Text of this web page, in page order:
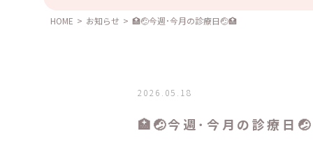
HOME > お知らせ > 🏥🤕今週･今月の診療日🤕🏥
2026.05.18
🏥🤕今週･今月の診療日